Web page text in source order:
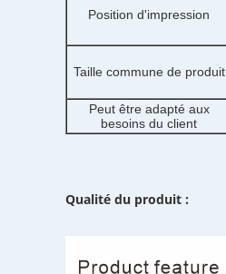
Position d'impression
Taille commune de produit
Peut être adapté aux
besoins du client
Qualité du produit :